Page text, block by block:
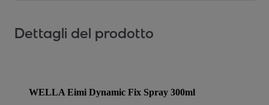
Dettagli del prodotto
WELLA Eimi Dynamic Fix Spray 300ml